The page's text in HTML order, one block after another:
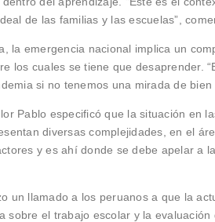
de las familias y las escuelas”,
la emergencia nacional implica un
los cuales se tiene que desaprender.
si no tenemos una mirada de
Pablo especificó que la situación en
diversas complejidades, en el
y es ahí donde se debe apelar a
un llamado a los peruanos a que la
sobre el trabajo escolar y la